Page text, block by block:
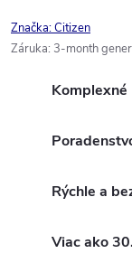
Značka:Citizen
Záruka: 3-month
Komplexné
Rýchle a
Viac ako